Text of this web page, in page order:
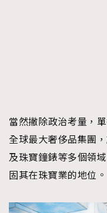
當然撇除政治考量，
全球最大奢侈品集團
及珠寶鐘錶等多個領
固其在珠寶業的地位。